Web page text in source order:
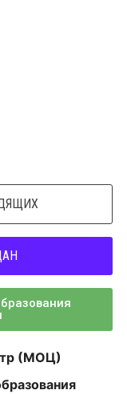
(МОЦ)